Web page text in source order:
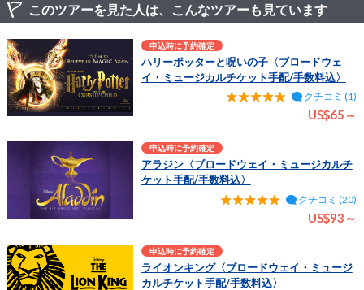
※お手数ではございますが、まずは迷惑メールフォル
ダ、迷惑メール設定をご確認頂いてから、こちらのお問
い合わせフォームにお申込者様のお名前、内容（日時、
演目）を明記の上、お問い合わせ下さい。
このツアーを見た人は、こんなツアーも見ています
申込時に予約確定
ハリーポッターと呪いの子〈ブロードウェ
イ・ミュージカルチケット手配/手数料込〉
クチコミ (1)
US$65～
申込時に予約確定
アラジン〈ブロードウェイ・ミュージカルチ
ケット手配/手数料込〉
クチコミ (20)
US$93～
申込時に予約確定
ライオンキング〈ブロードウェイ・ミュージ
カルチケット手配/手数料込〉